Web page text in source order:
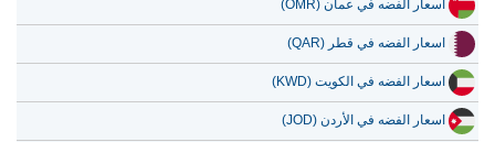
13 يوليو 2026
12 يوليو 2026
11 يوليو 2026
اسعار الفضه في عمان (OMR)
اسعار الفضه في قطر (QAR)
اسعار الفضه في الكويت (KWD)
اسعار الفضه في الأردن (JOD)